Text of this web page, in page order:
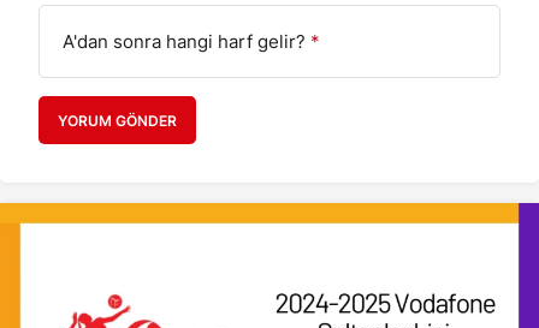
A'dan sonra hangi harf gelir? *
YORUM GÖNDER